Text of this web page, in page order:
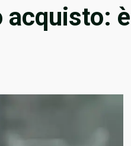
acquisto: è